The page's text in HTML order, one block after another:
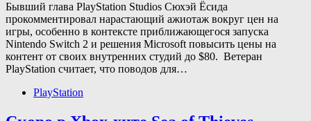
Бывший глава PlayStation Studios Сюхэй Ёсида
прокомментировал нарастающий ажиотаж вокруг цен на
игры, особенно в контексте приближающегося запуска
Nintendo Switch 2 и решения Microsoft повысить цены на
контент от своих внутренних студий до $80. Ветеран
PlayStation считает, что поводов для…
PlayStation